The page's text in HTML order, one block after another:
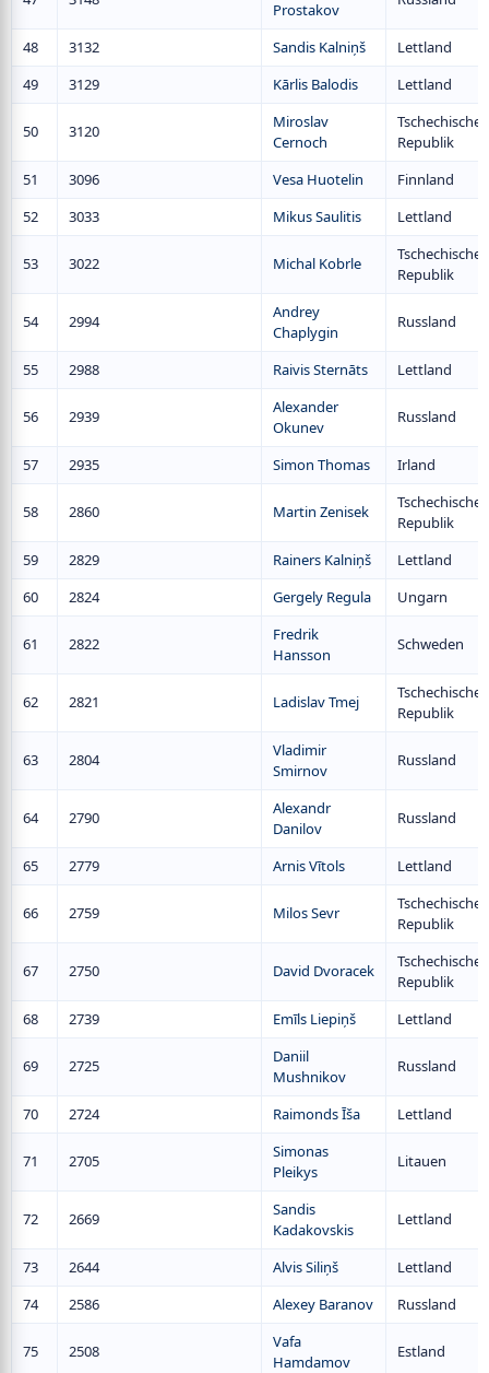
Prostakov
48 3132 Sandis Kalniņš
Lettland
49
3129 Kārlis Balodis Lettland
50 3120
Miroslav
Cernoch
Tschechische
Republik
51
3096 Vesa Huotelin
Finnland
52
3033 Mikus Saulitis Lettland
53 3022 Michal Kobrle
Tschechische
Republik
54 2994
Andrey
Chaplygin
Russland
55 2988 Raivis Sternāts Lettland
56 2939
Alexander
Okunev
Russland
57 2935 Simon Thomas Irland
58 2860 Martin Zenisek
Tschechische
Republik
59
2829 Rainers Kalniņš
Lettland
60
2824 Gergely Regula Ungarn
61 2822
Fredrik
Hansson
Schweden
62 2821 Ladislav Tmej
Tschechische
Republik
63 2804
Vladimir
Smirnov
Russland
64 2790
Alexandr
Danilov
Russland
65 2779 Arnis Vītols Lettland
66 2759 Milos Sevr
Tschechische
Republik
67 2750 David Dvoracek
Tschechische
Republik
68
2739 Emīls Liepiņš Lettland
69 2725
Daniil
Mushnikov
Russland
70 2724 Raimonds Īša Lettland
71 2705
Simonas
Pleikys
Litauen
72 2669
Sandis
Kadakovskis
Lettland
73 2644 Alvis Siliņš
Lettland
74
2586 Alexey Baranov Russland
75 2508
Vafa
Hamdamov
Estland